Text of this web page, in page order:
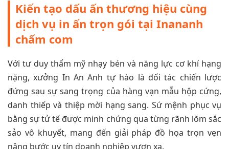
Kiến tạo dấu ấn thương hiệu cùng
dịch vụ in ấn trọn gói tại Inananh
chấm com
Với tư duy thẩm mỹ nhạy bén và năng lực cơ khí hạng
nặng, xưởng In An Anh tự hào là đối tác chiến lược
đứng sau sự sang trọng của hàng vạn mẫu hộp cứng,
danh thiếp và thiệp mời hạng sang. Sứ mệnh phục vụ
bằng sự tử tế được minh chứng qua từng rãnh lõm sắc
sảo vô khuyết, mang đến giải pháp đồ họa trọn vẹn
nâng bước uy tín doanh nghiệp vươn xa.